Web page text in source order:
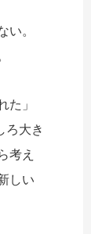
。
」
ろ大き
考え
しい